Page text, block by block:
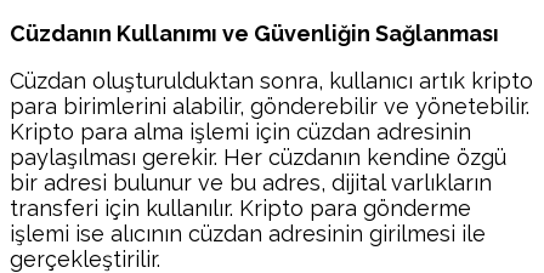
Cüzdanın Kullanımı ve Güvenliğin Sağlanması
Cüzdan oluşturulduktan sonra, kullanıcı artık kripto
para birimlerini alabilir, gönderebilir ve yönetebilir.
Kripto para alma işlemi için cüzdan adresinin
paylaşılması gerekir. Her cüzdanın kendine özgü
bir adresi bulunur ve bu adres, dijital varlıkların
transferi için kullanılır. Kripto para gönderme
işlemi ise alıcının cüzdan adresinin girilmesi ile
gerçekleştirilir.